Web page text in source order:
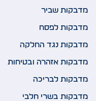
מדבקות שביר
מדבקות לפסח
מדבקות נגד החלקה
מדבקות אזהרה ובטיחות
מדבקות לבריכה
מדבקות בשרי חלבי